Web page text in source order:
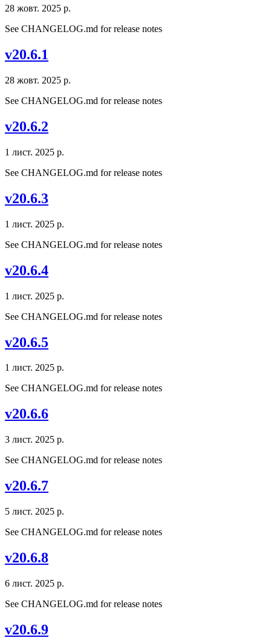
28 жовт. 2025 р.
See CHANGELOG.md for release notes
v20.6.1
28 жовт. 2025 р.
See CHANGELOG.md for release notes
v20.6.2
1 лист. 2025 р.
See CHANGELOG.md for release notes
v20.6.3
1 лист. 2025 р.
See CHANGELOG.md for release notes
v20.6.4
1 лист. 2025 р.
See CHANGELOG.md for release notes
v20.6.5
1 лист. 2025 р.
See CHANGELOG.md for release notes
v20.6.6
3 лист. 2025 р.
See CHANGELOG.md for release notes
v20.6.7
5 лист. 2025 р.
See CHANGELOG.md for release notes
v20.6.8
6 лист. 2025 р.
See CHANGELOG.md for release notes
v20.6.9